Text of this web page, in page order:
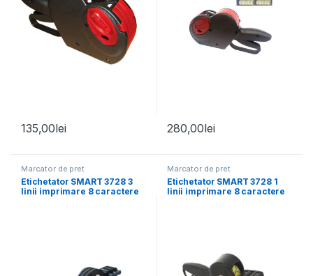
135,00lei 280,00lei
Marcator de pret
Etichetator SMART 3728 3
linii imprimare 8 caractere
Marcator de pret
Etichetator SMART 3728 1
linii imprimare 8 caractere